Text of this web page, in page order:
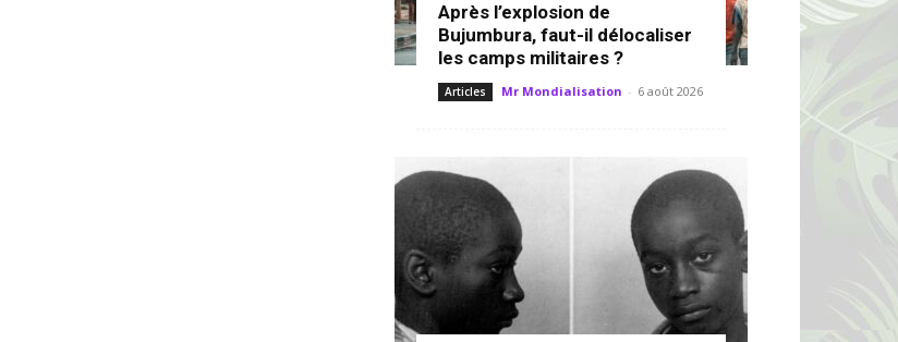
Après l’explosion de
Bujumbura, faut-il délocaliser
les camps militaires ?
Articles Mr Mondialisation - 6 août 2026